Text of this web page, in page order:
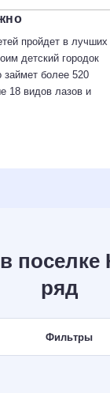
пройдет в лучших
детский городок
займет более 520
18 видов лазов и
ряд
Фильтры